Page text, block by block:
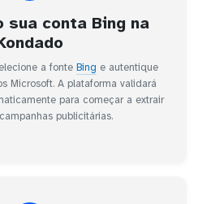
sua conta Bing na
a fonte Bing e autentique
Microsoft. A plataforma validará
para começar a extrair
publicitárias.